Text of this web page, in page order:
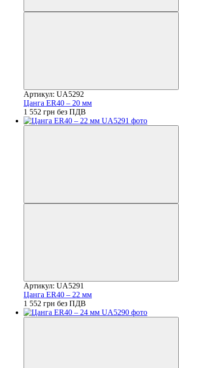
Артикул: UA5292
Цанга ER40 – 20 мм
1 552 грн без ПДВ
Артикул: UA5291
Цанга ER40 – 22 мм
1 552 грн без ПДВ